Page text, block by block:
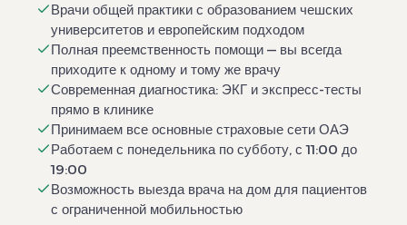
Врачи общей практики с образованием чешских
университетов и европейским подходом
Полная преемственность помощи — вы всегда
приходите к одному и тому же врачу
Современная диагностика: ЭКГ и экспресс-тесты
прямо в клинике
Принимаем все основные страховые сети ОАЭ
Работаем с понедельника по субботу, с 11:00 до
19:00
Возможность выезда врача на дом для пациентов
с ограниченной мобильностью